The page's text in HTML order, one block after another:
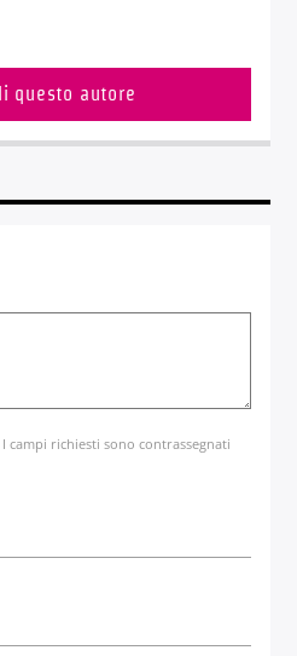
questo autore
campi richiesti sono contrassegnati